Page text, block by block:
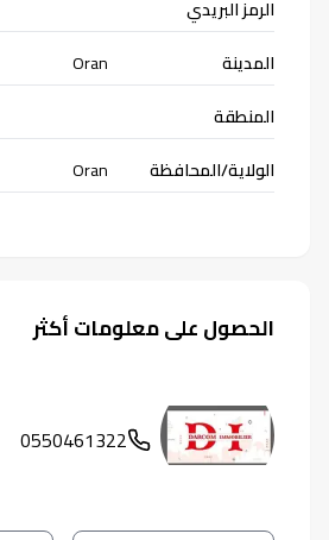
الرمز البريدي
المدينة
Oran
المنطقة
الولاية/المحافظة
Oran
الحصول على معلومات أكثر
0550461322